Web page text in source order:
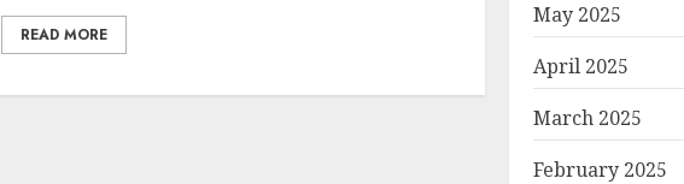
READ MORE
May 2025
April 2025
March 2025
February 2025